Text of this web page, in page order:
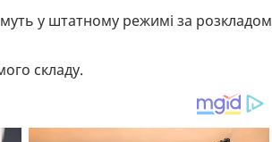
у штатному режимі за розкладом
складу.